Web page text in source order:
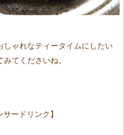
ゃれなティータイムにしたい
てくださいね。
サードリンク】